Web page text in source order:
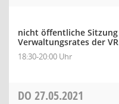
nicht öffentliche
Verwaltungsrates der
18:30-20:00 Uhr
DO 27.05.2021